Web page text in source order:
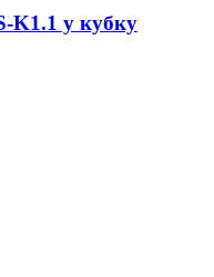
K1.1 у кубку